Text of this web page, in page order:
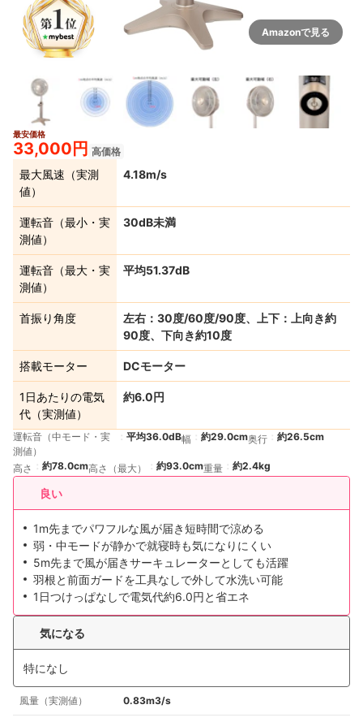
Amazonで見る
最安価格
33,000円 高価格
最大風速（実測
値）
4.18m/s
運転音（最小・実
測値）
30dB未満
運転音（最大・実
測値）
平均51.37dB
首振り角度
左右：30度/60度/90度、上下：上向き約
90度、下向き約10度
搭載モーター DCモーター
1日あたりの電気
代（実測値）
約6.0円
運転音（中モード・実
測値）
平均36.0dB幅 約29.0cm奥行 約26.5cm
高さ 約78.0cm高さ（最大） 約93.0cm重量 約2.4kg
良い
1m先までパワフルな風が届き短時間で涼める
弱・中モードが静かで就寝時も気になりにくい
5m先まで風が届きサーキュレーターとしても活躍
羽根と前面ガードを工具なしで外して水洗い可能
1日つけっぱなしで電気代約6.0円と省エネ
気になる
特になし
風量（実測値） 0.83m3/s